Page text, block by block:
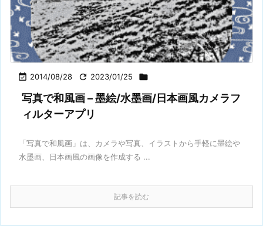
 2014/08/28  2023/01/25 
写真で和風画 – 墨絵/水墨画/日本画風カメラフ
ィルターアプリ
「写真で和風画」は、カメラや写真、イラストから手軽に墨絵や
水墨画、日本画風の画像を作成する ...
記事を読む